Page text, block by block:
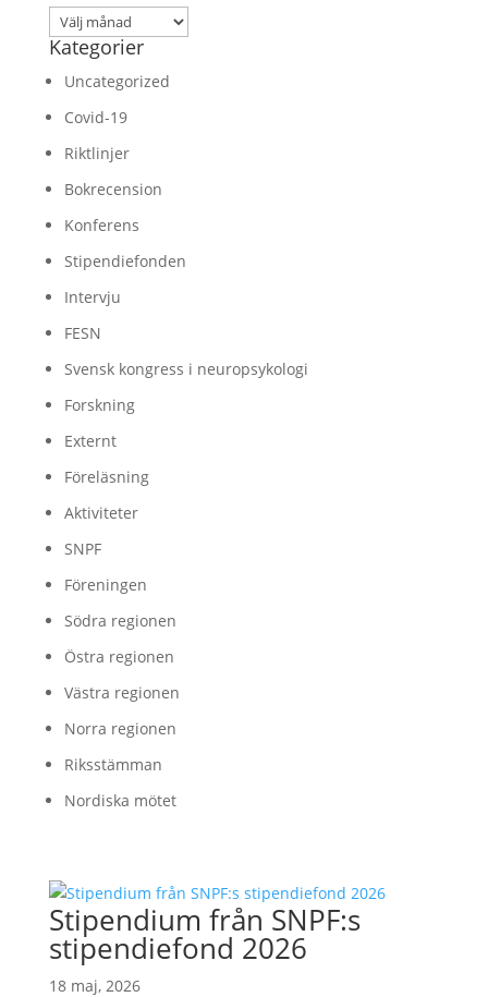
Arkiv
Kategorier
Uncategorized
Covid-19
Riktlinjer
Bokrecension
Konferens
Stipendiefonden
Intervju
FESN
Svensk kongress i neuropsykologi
Forskning
Externt
Föreläsning
Aktiviteter
SNPF
Föreningen
Södra regionen
Östra regionen
Västra regionen
Norra regionen
Riksstämman
Nordiska mötet
Stipendium från SNPF:s
stipendiefond 2026
18 maj, 2026